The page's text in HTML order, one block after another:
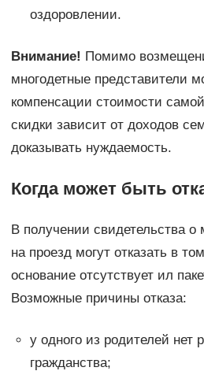
оздоровлении.
Внимание! Помимо
многодетные представители
компенсации стоимости
скидки зависит от доходов
доказывать нуждаемость.
Когда может быть
В получении свидетельства о
на проезд могут отказать в
основание отсутствует ил
Возможные причины отказа:
у одного из родителей нет
гражданства;